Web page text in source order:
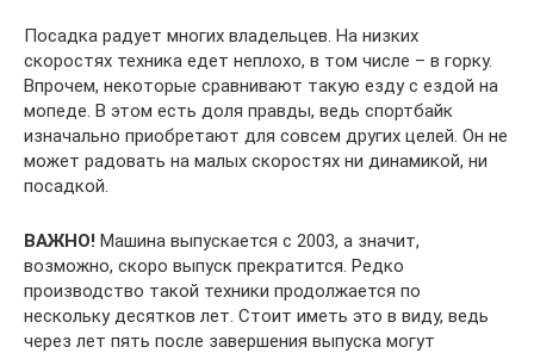
Посадка радует многих владельцев. На низких
скоростях техника едет неплохо, в том числе – в горку.
Впрочем, некоторые сравнивают такую езду с ездой на
мопеде. В этом есть доля правды, ведь спортбайк
изначально приобретают для совсем других целей. Он не
может радовать на малых скоростях ни динамикой, ни
посадкой.
ВАЖНО! Машина выпускается с 2003, а значит,
возможно, скоро выпуск прекратится. Редко
производство такой техники продолжается по
нескольку десятков лет. Стоит иметь это в виду, ведь
через лет пять после завершения выпуска могут